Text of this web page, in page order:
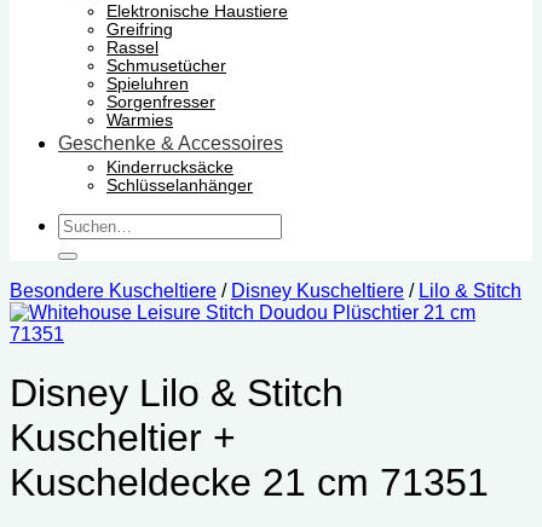
Elektronische Haustiere
Greifring
Rassel
Schmusetücher
Spieluhren
Sorgenfresser
Warmies
Geschenke & Accessoires
Kinderrucksäcke
Schlüsselanhänger
Suchen
nach:
Besondere Kuscheltiere / Disney Kuscheltiere / Lilo & Stitch
Disney Lilo & Stitch
Kuscheltier +
Kuscheldecke 21 cm 71351